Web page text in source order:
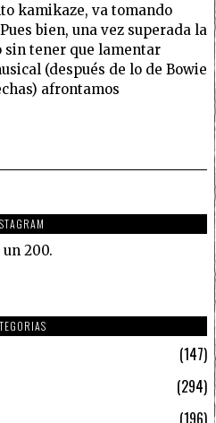
kamikaze, va tomando
bien, una vez superada la
sin tener que lamentar
(después de lo de Bowie
afrontamos
200.
147
294
196